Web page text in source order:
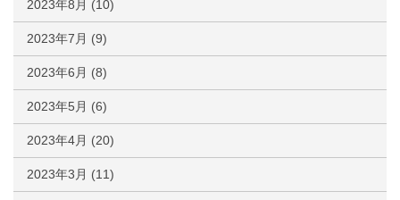
2023年8月 (10)
2023年7月 (9)
2023年6月 (8)
2023年5月 (6)
2023年4月 (20)
2023年3月 (11)